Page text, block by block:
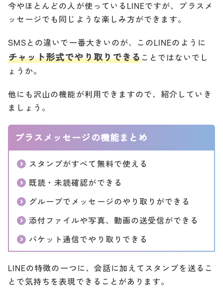
今やほとんどの人が使っているLINEですが、プラスメ
ッセージでも同じような楽しみ方ができます。
SMSとの違いで一番大きいのが、このLINEのように
チャット形式でやり取りできることではないでし
ょうか。
他にも沢山の機能が利用できますので、紹介していき
ましょう。
プラスメッセージの機能まとめ
スタンプがすべて無料で使える
既読・未読確認ができる
グループでメッセージのやり取りができる
添付ファイルや写真、動画の送受信ができる
パケット通信でやり取りできる
LINEの特徴の一つに、会話に加えてスタンプを送るこ
とで気持ちを表現できることがあります。